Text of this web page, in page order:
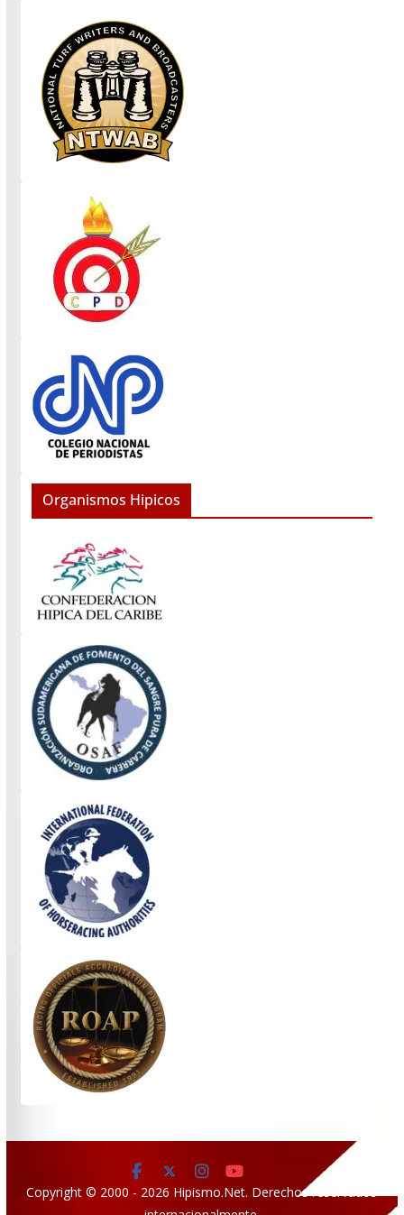
Organismos Hipicos
Copyright © 2000 - 2026 Hipismo.Net. Derechos reservados